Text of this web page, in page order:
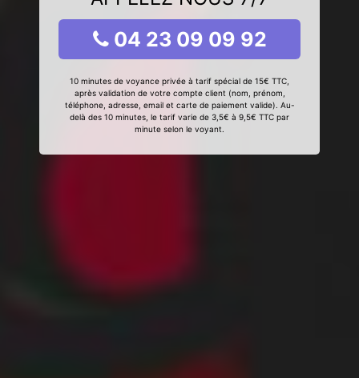
04 23 09 09 92
10 minutes de voyance privée à tarif spécial de 15€ TTC,
après validation de votre compte client (nom, prénom,
téléphone, adresse, email et carte de paiement valide). Au-
delà des 10 minutes, le tarif varie de 3,5€ à 9,5€ TTC par
minute selon le voyant.